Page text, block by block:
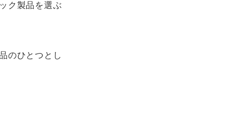
ク製品を選ぶ
のひとつとし